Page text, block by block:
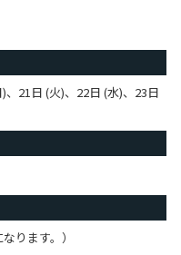
、21日 (火)、22日 (水)、23日
ります。）